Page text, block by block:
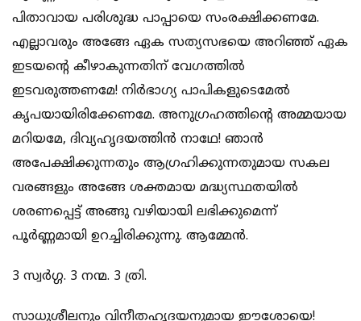
പിതാവായ പരിശുദ്ധ പാപ്പായെ സംരക്ഷിക്കണമേ.
എല്ലാവരും അങ്ങേ ഏക സത്യസഭയെ അറിഞ്ഞ് ഏക
ഇടയന്‍റെ കീഴാകുന്നതിന് വേഗത്തില്‍
ഇടവരുത്തണമേ! നിര്‍ഭാഗ്യ പാപികളുടെമേല്‍
കൃപയായിരിക്കേണമേ. അനുഗ്രഹത്തിന്‍റെ അമ്മയായ
മറിയമേ, ദിവ്യഹൃദയത്തിന്‍ നാഥേ! ഞാന്‍
അപേക്ഷിക്കുന്നതും ആഗ്രഹിക്കുന്നതുമായ സകല
വരങ്ങളും അങ്ങേ ശക്തമായ മദ്ധ്യസ്ഥതയില്‍
ശരണപ്പെട്ട് അങ്ങു വഴിയായി ലഭിക്കുമെന്ന്
പൂര്‍ണ്ണമായി ഉറച്ചിരിക്കുന്നു. ആമ്മേന്‍.
3 സ്വര്‍ഗ്ഗ. 3 നന്മ. 3 ത്രി.
സാധുശീലനും വിനീതഹൃദയനുമായ ഈശോയെ!